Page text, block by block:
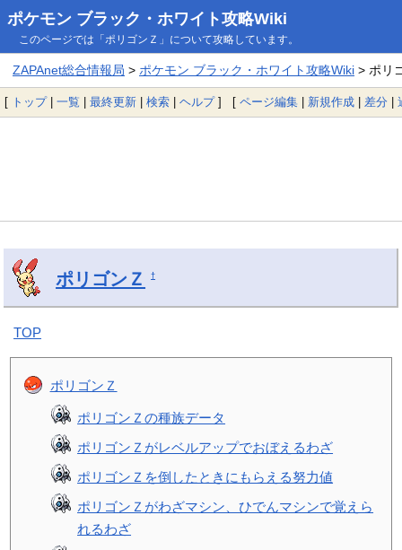
ポケモン ブラック・ホワイト攻略Wiki
このページでは「ポリゴンＺ」について攻略しています。
ZAPAnet総合情報局 > ポケモン ブラック・ホワイト攻略Wiki> ポリ
[ トップ| 一覧 | 最終更新 | 検索 | ヘルプ] [ ページ編集 | 新規作成 | 差分 |
ポリゴンＺ †
TOP
ポリゴンＺ
ポリゴンＺの種族データ
ポリゴンＺがレベルアップでおぼえるわざ
ポリゴンＺを倒したときにもらえる努力値
ポリゴンＺがわざマシン、ひでんマシンで覚えら
れるわざ